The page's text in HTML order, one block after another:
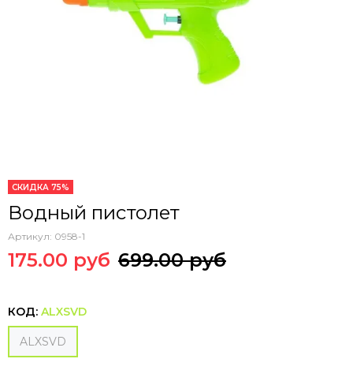
СКИДКА 75%
Водный пистолет
Артикул: 0958-1
175.00 руб 699.00 руб
КОД: ALXSVD
ALXSVD